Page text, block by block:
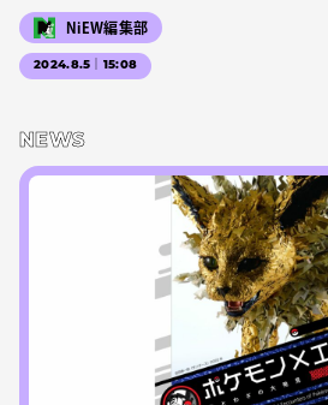
NiEW編集部
2024.8.5｜15:08
NEWS